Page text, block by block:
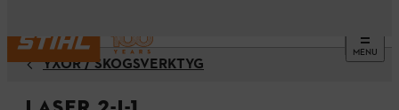
MENU
YXOR / SKOGSVERKTYG